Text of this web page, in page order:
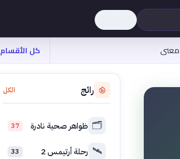
معنى كل الأقسام
رائج الكل
🗂️ ظواهر صحية نادرة 37
🛰️ رحلة أرتيمس 2 33